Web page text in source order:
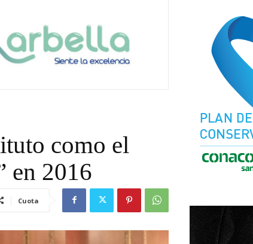
como el
en 2016
Cuota